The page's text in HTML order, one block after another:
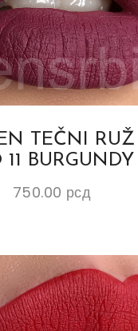
TEČNI RUŽ
11 BURGUNDY
750.00 рсд